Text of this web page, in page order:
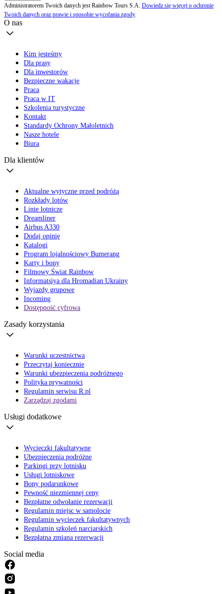
Administratorem Twoich danych jest Rainbow Tours S.A. Dowiedz się więcej o ochronie
Twoich danych oraz prawie i sposobie wycofania zgody.
O nas
Kim jesteśmy
Dla prasy
Dla inwestorów
Bezpieczne wakacje
Praca
Praca w IT
Szkolenia turystyczne
Kontakt
Standardy Ochrony Małoletnich
Nasze hotele
Biura
Dla klientów
Aktualne wytyczne przed podróżą
Rozkłady lotów
Linie lotnicze
Dreamliner
Airbus A330
Dodaj opinię
Katalogi
Program lojalnościowy Bumerang
Karty i bony
Filmowy Świat Rainbow
Informatsiya dla Hromadian Ukrainy
Wyjazdy grupowe
Incoming
Dostępność cyfrowa
Zasady korzystania
Warunki uczestnictwa
Przeczytaj koniecznie
Warunki ubezpieczenia podróżnego
Polityka prywatności
Regulamin serwisu R.pl
Zarządzaj zgodami
Usługi dodatkowe
Wycieczki fakultatywne
Ubezpieczenia podróżne
Parkingi przy lotnisku
Usługi lotniskowe
Bony podarunkowe
Pewność niezmiennej ceny
Bezpłatne odwołanie rezerwacji
Regulamin miejsc w samolocie
Regulamin wycieczek fakultatywnych
Regulamin szkoleń narciarskich
Bezpłatna zmiana rezerwacji
Social media